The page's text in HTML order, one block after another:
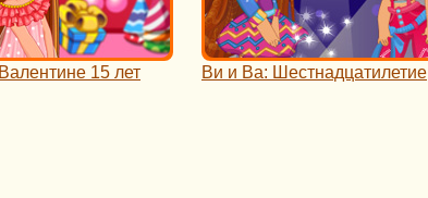
15 лет Ви и Ва: Шестнадцатилетие